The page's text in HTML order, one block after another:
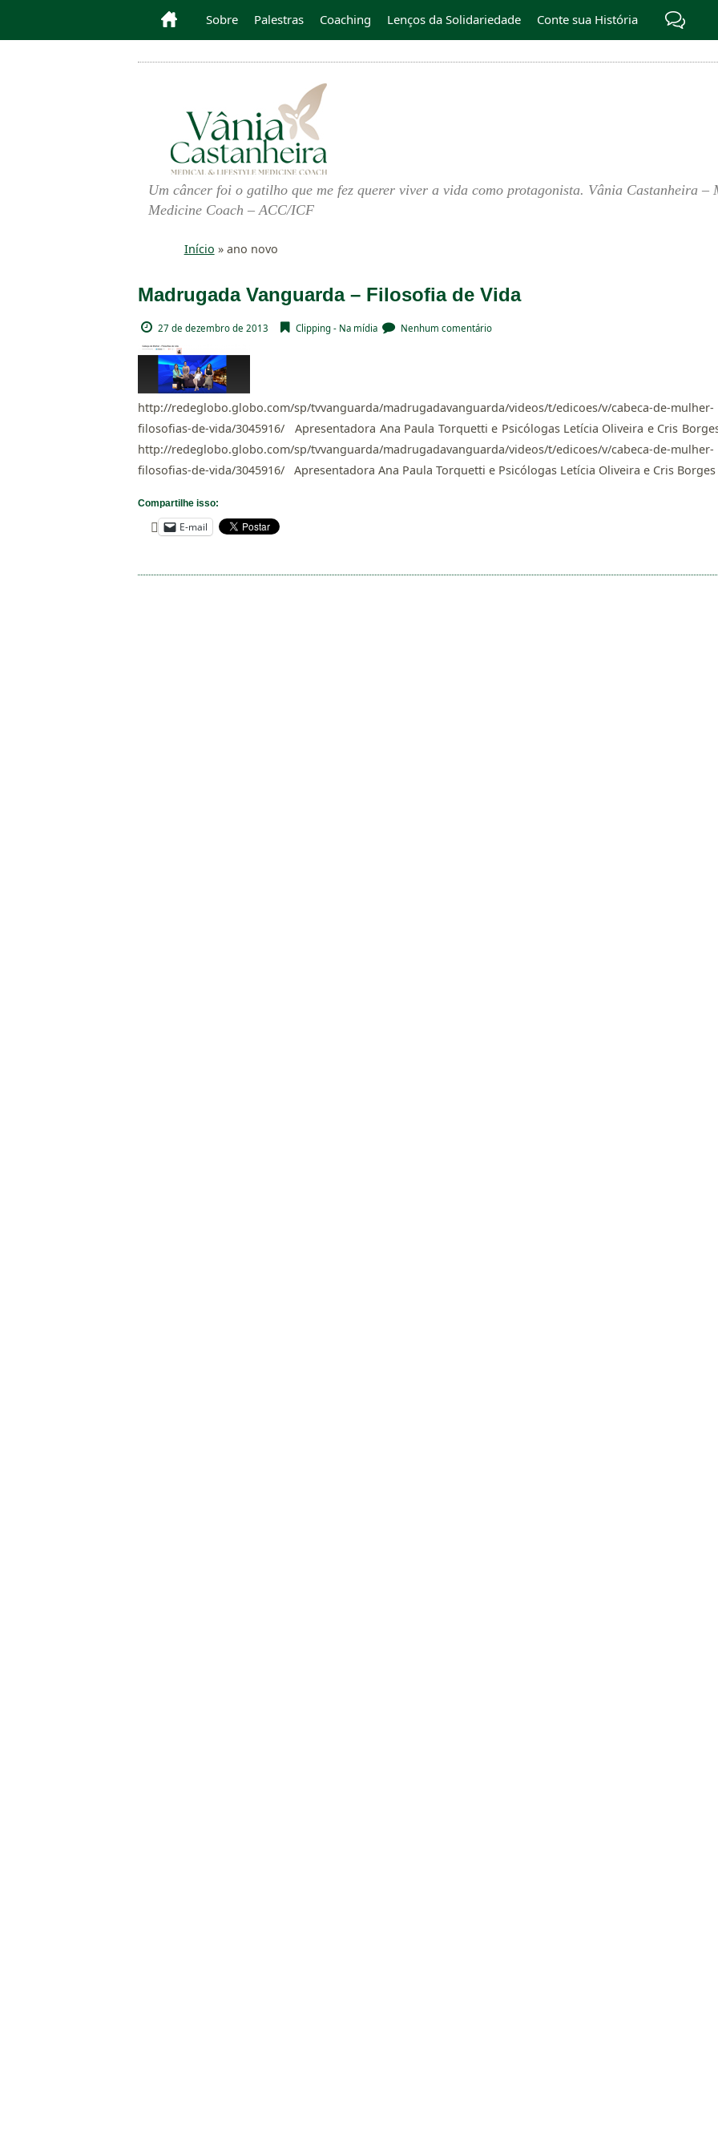
Sobre Palestras Coaching Lenços da Solidariedade Conte sua História
Um câncer foi o gatilho que me fez querer viver a vida como protagonista. Vânia Castanheira
Medicine Coach – ACC/ICF
Início » ano novo
Madrugada Vanguarda – Filosofia de Vida
27 de dezembro de 2013 Clipping - Na mídia Nenhum comentário
http://redeglobo.globo.com/sp/tvvanguarda/madrugadavanguarda/videos/t/edicoes/v/cabeca-de-mulher-
filosofias-de-vida/3045916/ Apresentadora Ana Paula Torquetti e Psicólogas Letícia Oliveira e Cris
http://redeglobo.globo.com/sp/tvvanguarda/madrugadavanguarda/videos/t/edicoes/v/cabeca-de-mulher-
filosofias-de-vida/3045916/ Apresentadora Ana Paula Torquetti e Psicólogas Letícia Oliveira e Cris Borges
Compartilhe isso:
E-mail